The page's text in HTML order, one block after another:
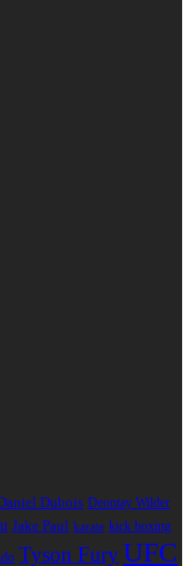
Dubois Deontay Wilder
Jake Paul karate kick boxing
Tyson FuryUFC